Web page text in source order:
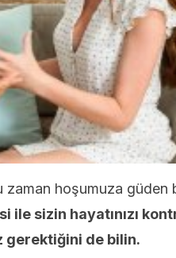
zaman hoşumuza güden
ile sizin hayatınızı
gerektiğini de bilin.